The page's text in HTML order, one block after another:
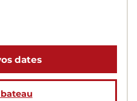
dates